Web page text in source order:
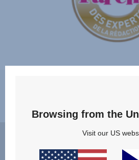
A
Browsing from the
Visit our US